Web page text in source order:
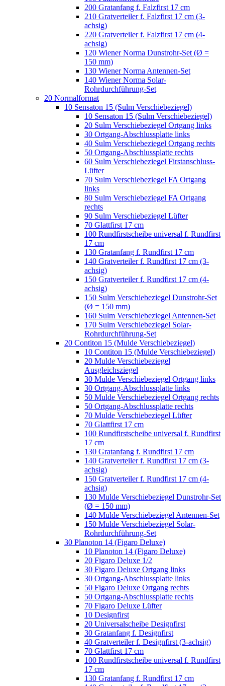
200 Gratanfang f. Falzfirst 17 cm
210 Gratverteiler f. Falzfirst 17 cm (3-
achsig)
220 Gratverteiler f. Falzfirst 17 cm (4-
achsig)
120 Wiener Norma Dunstrohr-Set (Ø =
150 mm)
130 Wiener Norma Antennen-Set
140 Wiener Norma Solar-
Rohrdurchführung-Set
20 Normalformat
10 Sensaton 15 (Sulm Verschiebeziegel)
10 Sensaton 15 (Sulm Verschiebeziegel)
20 Sulm Verschiebeziegel Ortgang links
30 Ortgang-Abschlussplatte links
40 Sulm Verschiebeziegel Ortgang rechts
50 Ortgang-Abschlussplatte rechts
60 Sulm Verschiebeziegel Firstanschluss-
Lüfter
70 Sulm Verschiebeziegel FA Ortgang
links
80 Sulm Verschiebeziegel FA Ortgang
rechts
90 Sulm Verschiebeziegel Lüfter
70 Glattfirst 17 cm
100 Rundfirstscheibe universal f. Rundfirst
17 cm
130 Gratanfang f. Rundfirst 17 cm
140 Gratverteiler f. Rundfirst 17 cm (3-
achsig)
150 Gratverteiler f. Rundfirst 17 cm (4-
achsig)
150 Sulm Verschiebeziegel Dunstrohr-Set
(Ø = 150 mm)
160 Sulm Verschiebeziegel Antennen-Set
170 Sulm Verschiebeziegel Solar-
Rohrdurchführung-Set
20 Contiton 15 (Mulde Verschiebeziegel)
10 Contiton 15 (Mulde Verschiebeziegel)
20 Mulde Verschiebeziegel
Ausgleichsziegel
30 Mulde Verschiebeziegel Ortgang links
30 Ortgang-Abschlussplatte links
50 Mulde Verschiebeziegel Ortgang rechts
50 Ortgang-Abschlussplatte rechts
70 Mulde Verschiebeziegel Lüfter
70 Glattfirst 17 cm
100 Rundfirstscheibe universal f. Rundfirst
17 cm
130 Gratanfang f. Rundfirst 17 cm
140 Gratverteiler f. Rundfirst 17 cm (3-
achsig)
150 Gratverteiler f. Rundfirst 17 cm (4-
achsig)
130 Mulde Verschiebeziegel Dunstrohr-Set
(Ø = 150 mm)
140 Mulde Verschiebeziegel Antennen-Set
150 Mulde Verschiebeziegel Solar-
Rohrdurchführung-Set
30 Planoton 14 (Figaro Deluxe)
10 Planoton 14 (Figaro Deluxe)
20 Figaro Deluxe 1/2
30 Figaro Deluxe Ortgang links
30 Ortgang-Abschlussplatte links
50 Figaro Deluxe Ortgang rechts
50 Ortgang-Abschlussplatte rechts
70 Figaro Deluxe Lüfter
10 Designfirst
20 Universalscheibe Designfirst
30 Gratanfang f. Designfirst
40 Gratverteiler f. Designfirst (3-achsig)
70 Glattfirst 17 cm
100 Rundfirstscheibe universal f. Rundfirst
17 cm
130 Gratanfang f. Rundfirst 17 cm